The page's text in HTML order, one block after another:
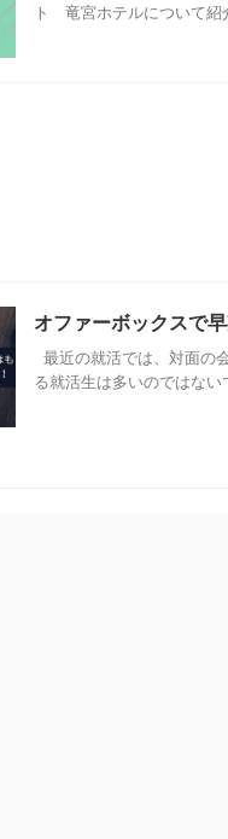
ト 竜宮ホテルについて紹
オファーボックスで
最近の就活では、対面の
る就活生は多いのではな